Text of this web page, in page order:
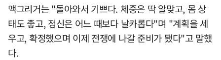
맥그리거는 "돌아와서 기쁘다. 체중은 딱 알맞고, 몸 상
태도 좋고, 정신은 어느 때보다 날카롭다"며 "계획을 세
우고, 확정했으며 이제 전쟁에 나갈 준비가 됐다"고 말했
다.